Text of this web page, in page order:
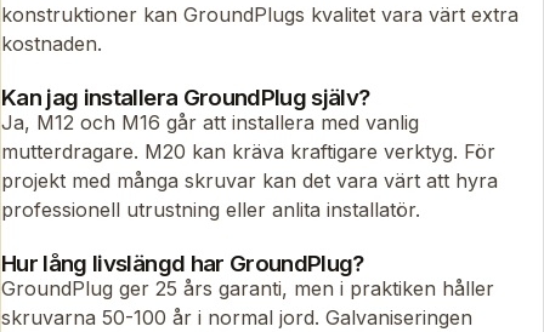
konstruktioner kan GroundPlugs kvalitet vara värt extra
kostnaden.
Kan jag installera GroundPlug själv?
Ja, M12 och M16 går att installera med vanlig
mutterdragare. M20 kan kräva kraftigare verktyg. För
projekt med många skruvar kan det vara värt att hyra
professionell utrustning eller anlita installatör.
Hur lång livslängd har GroundPlug?
GroundPlug ger 25 års garanti, men i praktiken håller
skruvarna 50-100 år i normal jord. Galvaniseringen